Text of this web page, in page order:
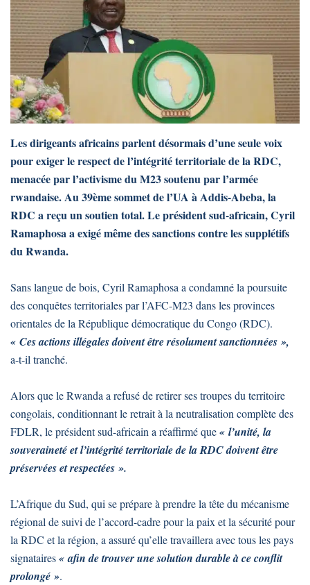
Les dirigeants africains parlent désormais d’une seule voix
pour exiger le respect de l’intégrité territoriale de la RDC,
menacée par l’activisme du M23 soutenu par l’armée
rwandaise. Au 39ème sommet de l’UA à Addis-Abeba, la
RDC a reçu un soutien total. Le président sud-africain, Cyril
Ramaphosa a exigé même des sanctions contre les supplétifs
du Rwanda.
Sans langue de bois, Cyril Ramaphosa a condamné la poursuite
des conquêtes territoriales par l’AFC-M23 dans les provinces
orientales de la République démocratique du Congo (RDC).
« Ces actions illégales doivent être résolument sanctionnées »,
a-t-il tranché.
Alors que le Rwanda a refusé de retirer ses troupes du territoire
congolais, conditionnant le retrait à la neutralisation complète des
FDLR, le président sud-africain a réaffirmé que« l’unité, la
souveraineté et l’intégrité territoriale de la RDC doivent être
préservées et respectées ».
L’Afrique du Sud, qui se prépare à prendre la tête du mécanisme
régional de suivi de l’accord-cadre pour la paix et la sécurité pour
la RDC et la région, a assuré qu’elle travaillera avec tous les pays
signataires« afin de trouver une solution durable à ce conflit
prolongé ».